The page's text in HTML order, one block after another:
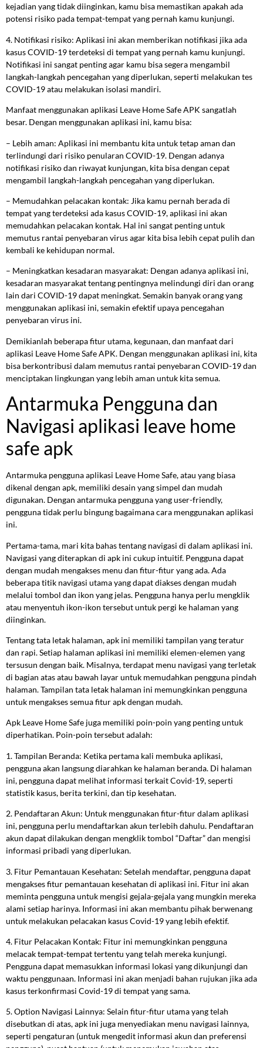
kejadian yang tidak diinginkan, kamu bisa memastikan apakah ada
potensi risiko pada tempat-tempat yang pernah kamu kunjungi.
4. Notifikasi risiko: Aplikasi ini akan memberikan notifikasi jika ada
kasus COVID-19 terdeteksi di tempat yang pernah kamu kunjungi.
Notifikasi ini sangat penting agar kamu bisa segera mengambil
langkah-langkah pencegahan yang diperlukan, seperti melakukan tes
COVID-19 atau melakukan isolasi mandiri.
Manfaat menggunakan aplikasi Leave Home Safe APK sangatlah
besar. Dengan menggunakan aplikasi ini, kamu bisa:
– Lebih aman: Aplikasi ini membantu kita untuk tetap aman dan
terlindungi dari risiko penularan COVID-19. Dengan adanya
notifikasi risiko dan riwayat kunjungan, kita bisa dengan cepat
mengambil langkah-langkah pencegahan yang diperlukan.
– Memudahkan pelacakan kontak: Jika kamu pernah berada di
tempat yang terdeteksi ada kasus COVID-19, aplikasi ini akan
memudahkan pelacakan kontak. Hal ini sangat penting untuk
memutus rantai penyebaran virus agar kita bisa lebih cepat pulih dan
kembali ke kehidupan normal.
– Meningkatkan kesadaran masyarakat: Dengan adanya aplikasi ini,
kesadaran masyarakat tentang pentingnya melindungi diri dan orang
lain dari COVID-19 dapat meningkat. Semakin banyak orang yang
menggunakan aplikasi ini, semakin efektif upaya pencegahan
penyebaran virus ini.
Demikianlah beberapa fitur utama, kegunaan, dan manfaat dari
aplikasi Leave Home Safe APK. Dengan menggunakan aplikasi ini, kita
bisa berkontribusi dalam memutus rantai penyebaran COVID-19 dan
menciptakan lingkungan yang lebih aman untuk kita semua.
Antarmuka Pengguna dan
Navigasi aplikasi leave home
safe apk
Antarmuka pengguna aplikasi Leave Home Safe, atau yang biasa
dikenal dengan apk, memiliki desain yang simpel dan mudah
digunakan. Dengan antarmuka pengguna yang user-friendly,
pengguna tidak perlu bingung bagaimana cara menggunakan aplikasi
ini.
Pertama-tama, mari kita bahas tentang navigasi di dalam aplikasi ini.
Navigasi yang diterapkan di apk ini cukup intuitif. Pengguna dapat
dengan mudah mengakses menu dan fitur-fitur yang ada. Ada
beberapa titik navigasi utama yang dapat diakses dengan mudah
melalui tombol dan ikon yang jelas. Pengguna hanya perlu mengklik
atau menyentuh ikon-ikon tersebut untuk pergi ke halaman yang
diinginkan.
Tentang tata letak halaman, apk ini memiliki tampilan yang teratur
dan rapi. Setiap halaman aplikasi ini memiliki elemen-elemen yang
tersusun dengan baik. Misalnya, terdapat menu navigasi yang terletak
di bagian atas atau bawah layar untuk memudahkan pengguna pindah
halaman. Tampilan tata letak halaman ini memungkinkan pengguna
untuk mengakses semua fitur apk dengan mudah.
Apk Leave Home Safe juga memiliki poin-poin yang penting untuk
diperhatikan. Poin-poin tersebut adalah:
1. Tampilan Beranda: Ketika pertama kali membuka aplikasi,
pengguna akan langsung diarahkan ke halaman beranda. Di halaman
ini, pengguna dapat melihat informasi terkait Covid-19, seperti
statistik kasus, berita terkini, dan tip kesehatan.
2. Pendaftaran Akun: Untuk menggunakan fitur-fitur dalam aplikasi
ini, pengguna perlu mendaftarkan akun terlebih dahulu. Pendaftaran
akun dapat dilakukan dengan mengklik tombol “Daftar” dan mengisi
informasi pribadi yang diperlukan.
3. Fitur Pemantauan Kesehatan: Setelah mendaftar, pengguna dapat
mengakses fitur pemantauan kesehatan di aplikasi ini. Fitur ini akan
meminta pengguna untuk mengisi gejala-gejala yang mungkin mereka
alami setiap harinya. Informasi ini akan membantu pihak berwenang
untuk melakukan pelacakan kasus Covid-19 yang lebih efektif.
4. Fitur Pelacakan Kontak: Fitur ini memungkinkan pengguna
melacak tempat-tempat tertentu yang telah mereka kunjungi.
Pengguna dapat memasukkan informasi lokasi yang dikunjungi dan
waktu penggunaan. Informasi ini akan menjadi bahan rujukan jika ada
kasus terkonfirmasi Covid-19 di tempat yang sama.
5. Option Navigasi Lainnya: Selain fitur-fitur utama yang telah
disebutkan di atas, apk ini juga menyediakan menu navigasi lainnya,
seperti pengaturan (untuk mengedit informasi akun dan preferensi